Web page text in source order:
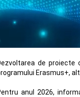
de proiecte
Erasmus+,
anul 2026,